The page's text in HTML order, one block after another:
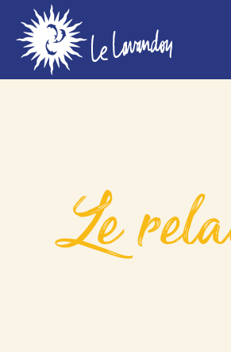
le relais du vieux sauvaire – villa t4 „le